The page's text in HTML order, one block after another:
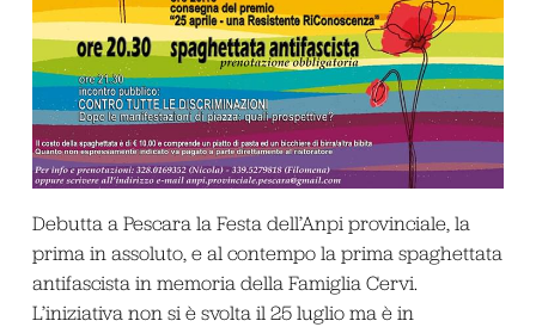
Debutta a Pescara la Festa dell’Anpi provinciale, la
prima in assoluto, e al contempo la prima spaghettata
antifascista in memoria della Famiglia Cervi.
L’iniziativa non si è svolta il 25 luglio ma è in